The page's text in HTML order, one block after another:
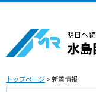
トップページ> 新着情報